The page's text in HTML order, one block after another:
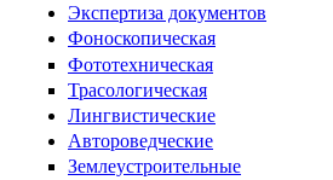
Экспертиза документов
Фоноскопическая
Фототехническая
Трасологическая
Лингвистические
Автороведческие
Землеустроительные